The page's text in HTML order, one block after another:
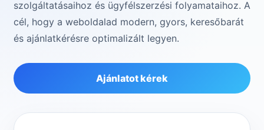
szolgáltatásaihoz és ügyfélszerzési folyamataihoz. A
cél, hogy a weboldalad modern, gyors, keresőbarát
és ajánlatkérésre optimalizált legyen.
Ajánlatot kérek